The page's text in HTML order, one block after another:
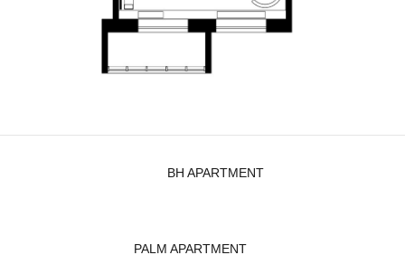
BH APARTMENT
PALM APARTMENT